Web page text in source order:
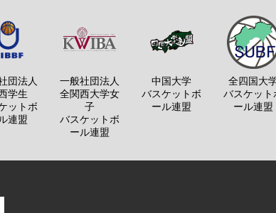
団法人
学生
ットボ
連盟
一般社団法人
全関西大学女
子
バスケットボ
ール連盟
中国大学
バスケットボ
ール連盟
全四国大
バスケット
ール連盟